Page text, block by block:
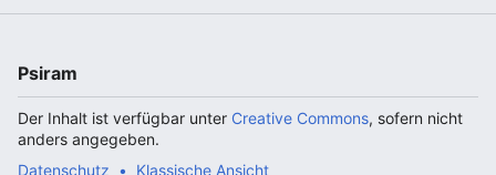
Psiram
Der Inhalt ist verfügbar unter Creative Commons, sofern nicht
anders angegeben.
Datenschutz
Klassische Ansicht